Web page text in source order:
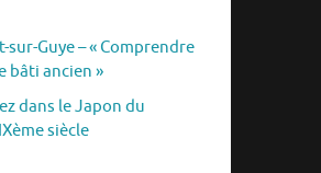
sur-Guye – « Comprendre
bâti ancien »
dans le Japon du
siècle